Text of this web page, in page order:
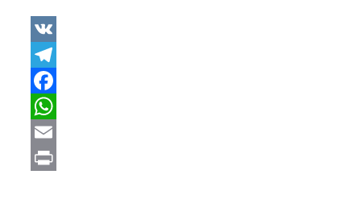
VK
Telegram
Facebook
WhatsApp
Email